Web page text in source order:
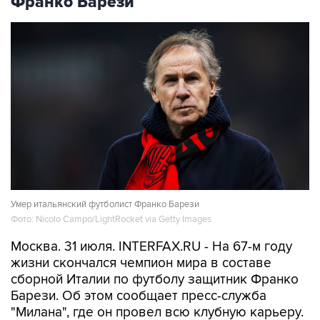
Умер итальянский футболист Франко Барези
Фото: Nicolo Campo/LightRocket via Getty Images
Москва. 31 июля. INTERFAX.RU - На 67-м году
жизни скончался чемпион мира в составе
сборной Италии по футболу защитник Франко
Барези. Об этом сообщает пресс-служба
"Милана", где он провел всю клубную карьеру.